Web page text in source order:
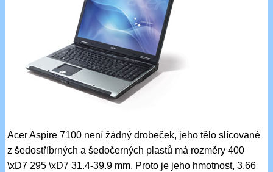
Acer Aspire 7100 není žádný drobeček, jeho tělo slícované
z šedostříbrných a šedočerných plastů má rozměry 400
\xD7 295 \xD7 31.4-39.9 mm. Proto je jeho hmotnost, 3,66